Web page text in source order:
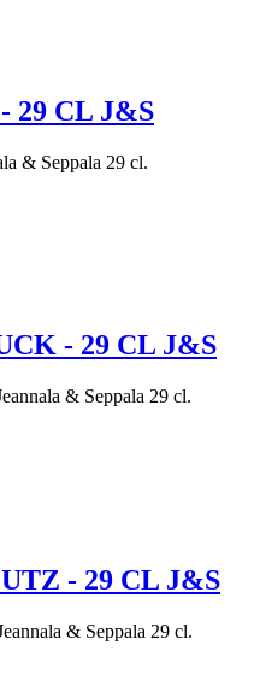
29 CL J&S
& Seppala 29 cl.
- 29 CL J&S
& Seppala 29 cl.
- 29 CL J&S
& Seppala 29 cl.